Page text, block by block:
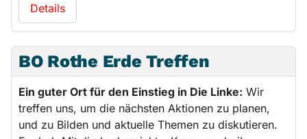
Details
BO Rothe Erde Treffen
Ein guter Ort für den Einstieg in Die Linke: Wir
treffen uns, um die nächsten Aktionen zu planen,
und zu Bilden und aktuelle Themen zu diskutieren.